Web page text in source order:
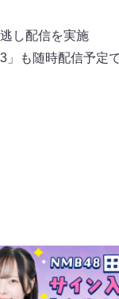
し配信を実施
も随時配信予定で